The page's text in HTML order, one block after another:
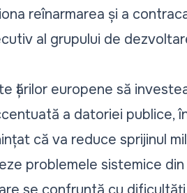
reînarmarea și a
al grupului de
țărilor europene să
a datoriei publice,
că va reduce sprijinul
problemele sistemice